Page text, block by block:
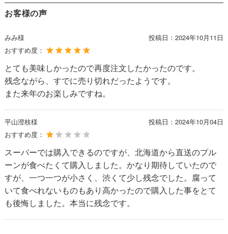
お客様の声
みみ様 投稿日： 2024年10月11日
おすすめ度：
とても美味しかったので再度注文したかったのです。
残念ながら、すでに売り切れだったようです。
また来年のお楽しみですね。
平山澄枝様 投稿日： 2024年10月04日
おすすめ度：
スーパーでは購入できるのですが、北海道から直送のプル
ーンが食べたくて購入しました。かなり期待していたので
すが、一つ一つが小さく、渋くて少し残念でした。腐って
いて食べれないものもあり高かったので購入した事をとて
も後悔しました。本当に残念です。